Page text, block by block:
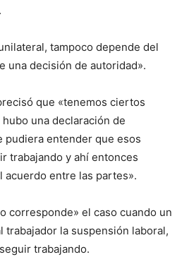
tampoco depende del
una decisión de autoridad».
que «tenemos ciertos
una declaración de
pudiera entender que esos
trabajando y ahí entonces
acuerdo entre las partes».
corresponde» el caso cuando un
trabajador la suspensión laboral,
trabajando.